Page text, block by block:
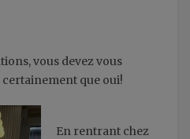
vous devez vous
certainement que oui!
En rentrant chez